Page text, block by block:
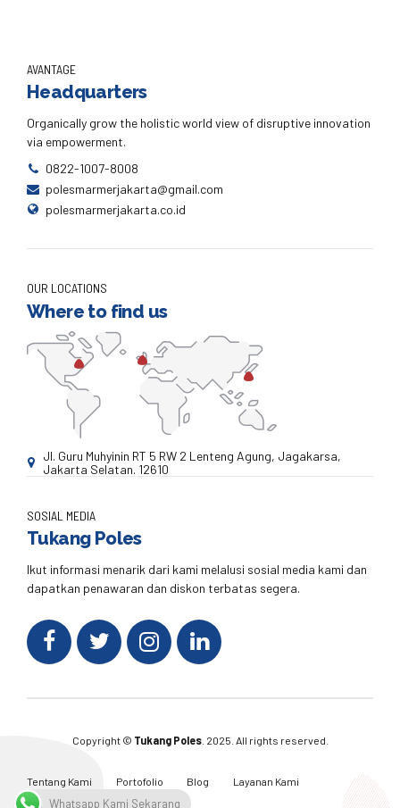
AVANTAGE
Headquarters
Organically grow the holistic world view of disruptive innovation
via empowerment.
0822-1007-8008
polesmarmerjakarta@gmail.com
polesmarmerjakarta.co.id
OUR LOCATIONS
Where to find us
Jl. Guru Muhyinin RT 5 RW 2 Lenteng Agung, Jagakarsa,
Jakarta Selatan. 12610
SOSIAL MEDIA
Tukang Poles
Ikut informasi menarik dari kami melalusi sosial media kami dan
dapatkan penawaran dan diskon terbatas segera.
Copyright © Tukang Poles. 2025. All rights reserved.
Tentang Kami Portofolio Blog
Layanan Kami
Kontak Kami
Whatsapp Kami Sekarang